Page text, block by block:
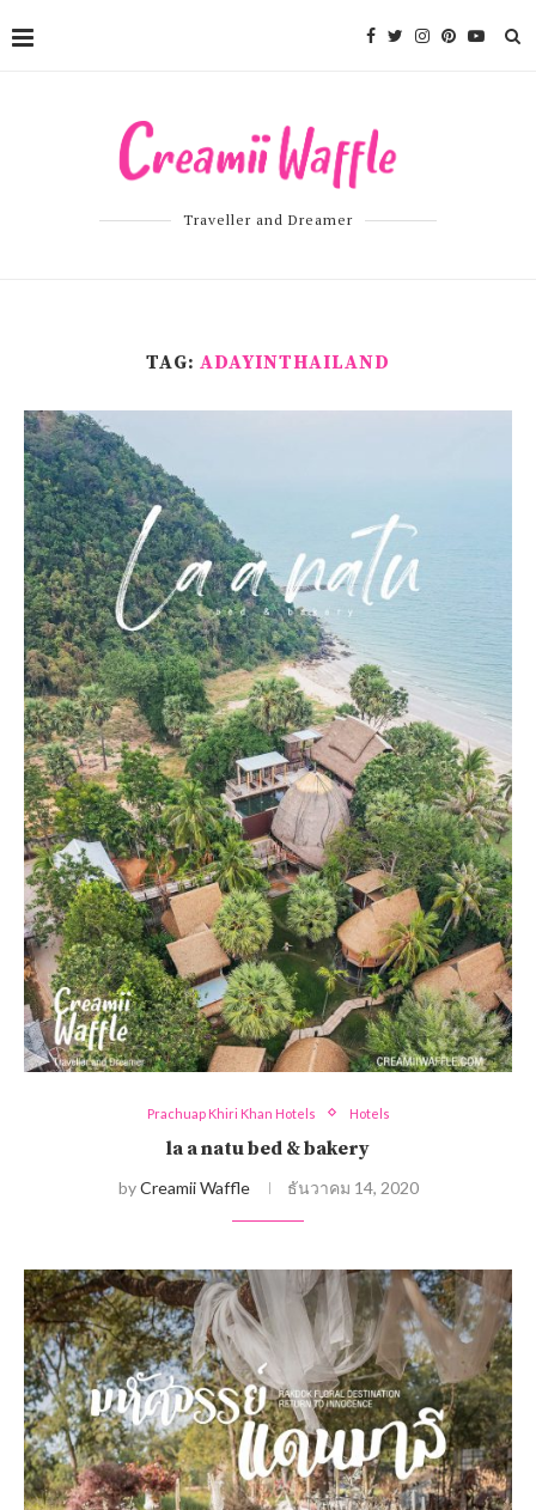
Traveller and Dreamer
TAG: ADAYINTHAILAND
Prachuap Khiri Khan Hotels Hotels
la a natu bed & bakery
byCreamii Waffle ธันวาคม 14, 2020